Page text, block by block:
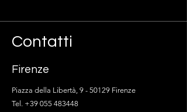
Contatti
Firenze
Piazza della Libertà, 9 - 50129 Firenze
Tel. +39 055 483448